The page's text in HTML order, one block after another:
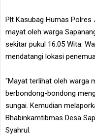
Plt Kasubag Humas
mayat oleh warga
sekitar pukul 16.05 Wita.
mendatangi lokasi
"Mayat terlihat oleh warga
berbondong-bondong
sungai. Kemudian
Bhabinkamtibmas Desa
Syahrul.